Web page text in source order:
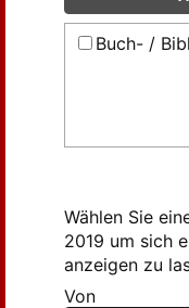
Buch- /
Wählen Sie
2019 um sich
anzeigen zu
Von